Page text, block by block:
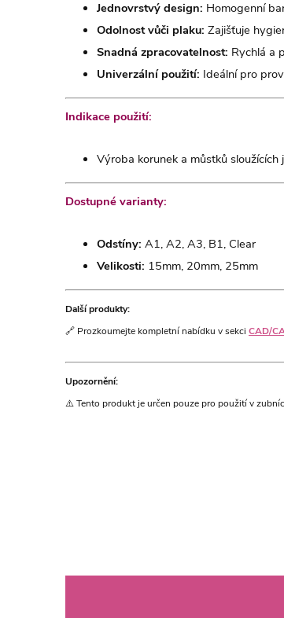
Jednovrstvý design: Homogenní
Odolnost vůči plaku: Zajišťuje
Snadná zpracovatelnost: Rychlá a
Univerzální použití: Ideální pro
Indikace použití:
Výroba korunek a můstků
Dostupné varianty:
Odstíny: A1, A2, A3, B1, Clear
Velikosti: 15mm, 20mm, 25mm
Další produkty:
🔗 Prozkoumejte kompletní nabídku v sekci CAD/
Upozornění:
⚠️ Tento produkt je určen pouze pro použití v